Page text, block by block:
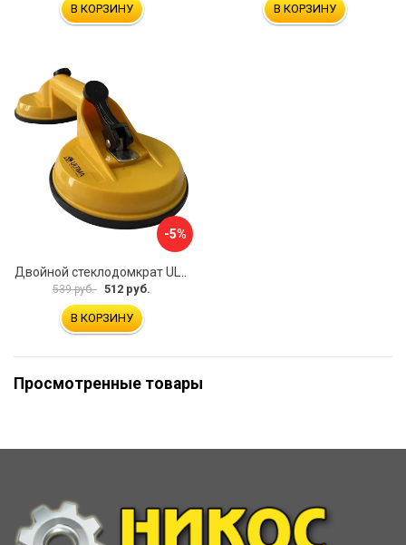
В КОРЗИНУ В КОРЗИНУ
-5%
Двойной стеклодомкрат ULTIMA 2
539 руб. 512 руб.
В КОРЗИНУ
Просмотренные товары